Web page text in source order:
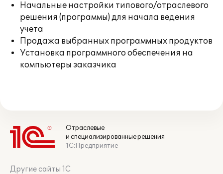
Начальные настройки типового/отраслевого
решения (программы) для начала ведения
учета
Продажа выбранных программных продуктов
Установка программного обеспечения на
компьютеры заказчика
Отраслевые
и специализированные решения
1С:Предприятие
Другие сайты 1С